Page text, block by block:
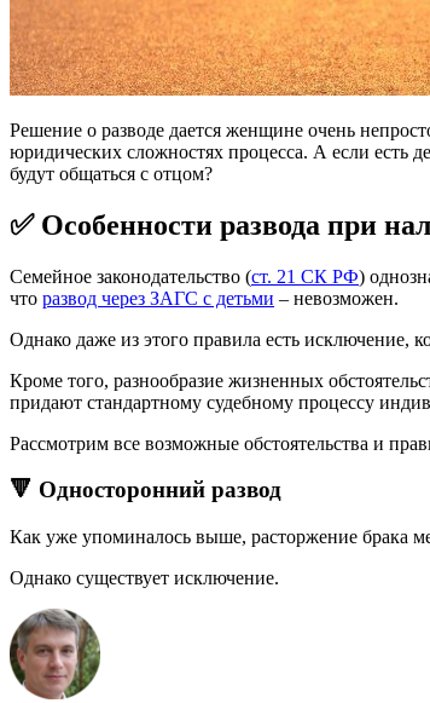
Решение о разводе дается женщине очень
юридических сложностях процесса. А если есть
будут общаться с отцом?
✅ Особенности развода при
Семейное законодательство (ст. 21 СК РФ)
что развод через ЗАГС с детьми – невозможен.
Однако даже из этого правила есть исключение,
Кроме того, разнообразие жизненных
придают стандартному судебному процессу
Рассмотрим все возможные обстоятельства и
🔻 Односторонний развод
Как уже упоминалось выше, расторжение брака
Однако существует исключение.